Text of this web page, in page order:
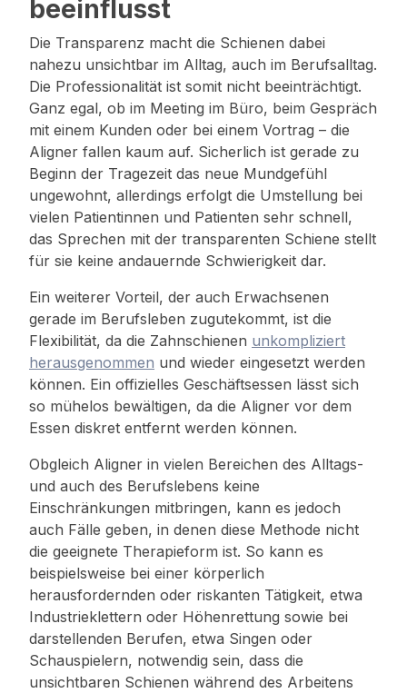
beeinflusst
Die Transparenz macht die Schienen dabei
nahezu unsichtbar im Alltag, auch im Berufsalltag.
Die Professionalität ist somit nicht beeinträchtigt.
Ganz egal, ob im Meeting im Büro, beim Gespräch
mit einem Kunden oder bei einem Vortrag – die
Aligner fallen kaum auf. Sicherlich ist gerade zu
Beginn der Tragezeit das neue Mundgefühl
ungewohnt, allerdings erfolgt die Umstellung bei
vielen Patientinnen und Patienten sehr schnell,
das Sprechen mit der transparenten Schiene stellt
für sie keine andauernde Schwierigkeit dar.
Ein weiterer Vorteil, der auch Erwachsenen
gerade im Berufsleben zugutekommt, ist die
Flexibilität, da die Zahnschienen unkompliziert
herausgenommen und wieder eingesetzt werden
können. Ein offizielles Geschäftsessen lässt sich
so mühelos bewältigen, da die Aligner vor dem
Essen diskret entfernt werden können.
Obgleich Aligner in vielen Bereichen des Alltags-
und auch des Berufslebens keine
Einschränkungen mitbringen, kann es jedoch
auch Fälle geben, in denen diese Methode nicht
die geeignete Therapieform ist. So kann es
beispielsweise bei einer körperlich
herausfordernden oder riskanten Tätigkeit, etwa
Industrieklettern oder Höhenrettung sowie bei
darstellenden Berufen, etwa Singen oder
Schauspielern, notwendig sein, dass die
unsichtbaren Schienen während des Arbeitens